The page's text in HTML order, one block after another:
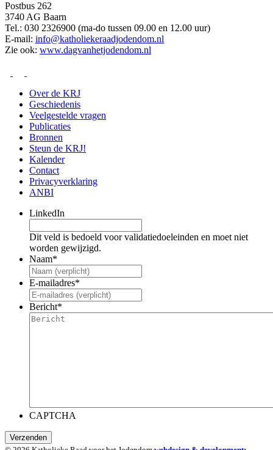
Postbus 262
3740 AG Baarn
Tel.: 030 2326900 (ma-do tussen 09.00 en 12.00 uur)
E-mail: info@katholiekeraadjodendom.nl
Zie ook: www.dagvanhetjodendom.nl
Over de KRJ
Geschiedenis
Veelgestelde vragen
Publicaties
Bronnen
Steun de KRJ!
Kalender
Contact
Privacyverklaring
ANBI
LinkedIn
Dit veld is bedoeld voor validatiedoeleinden en moet niet
worden gewijzigd.
Naam*
E-mailadres*
Bericht*
CAPTCHA
Verzenden